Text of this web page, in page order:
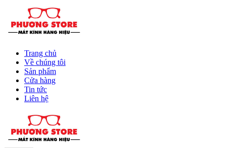
Trang chủ
Về chúng tôi
Sản phẩm
Cửa hàng
Tin tức
Liên hệ